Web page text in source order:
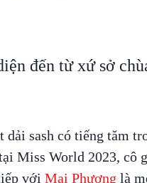
đến từ xứ sở
sash có tiếng tăm
Miss World 2023, cô
với Mai Phương là